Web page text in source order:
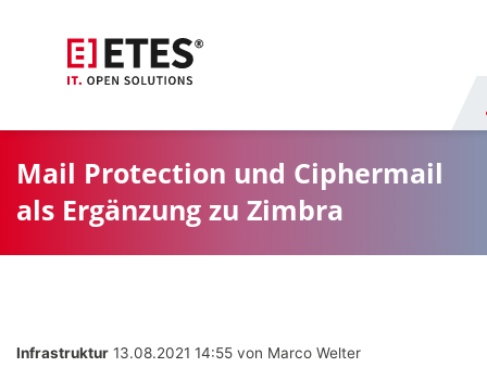
Mail Protection und Ciphermail
als Ergänzung zu Zimbra
Infrastruktur 13.08.2021 14:55 von Marco Welter